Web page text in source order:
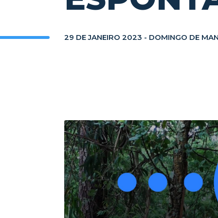
29 DE JANEIRO 2023 - DOMINGO DE